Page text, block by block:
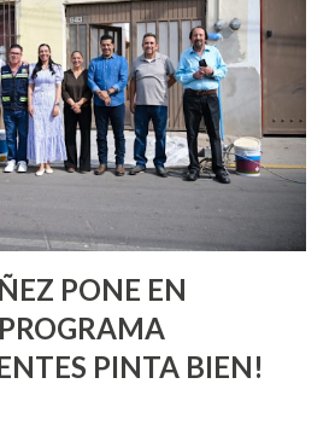
hay algo nuevo que
que conocer. Si eres una
relaciones sexuales, tal vez
increíble y no puedas esperar para
cualquier persona con
es mejor cuando ambas partes
PONE EN
PINTA BIEN!